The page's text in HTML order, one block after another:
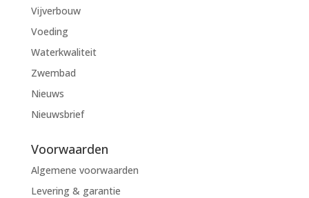
Vijverbouw
Voeding
Waterkwaliteit
Zwembad
Nieuws
Nieuwsbrief
Voorwaarden
Algemene voorwaarden
Levering & garantie